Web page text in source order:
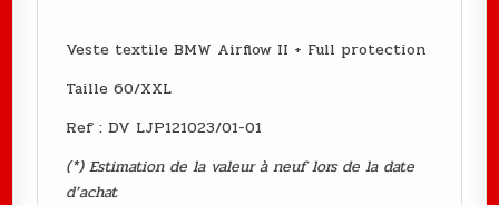
Veste textile BMW Airflow II + Full protection
Taille 60/XXL
Ref : DV LJP121023/01-01
(*) Estimation de la valeur à neuf lors de la date
d’achat